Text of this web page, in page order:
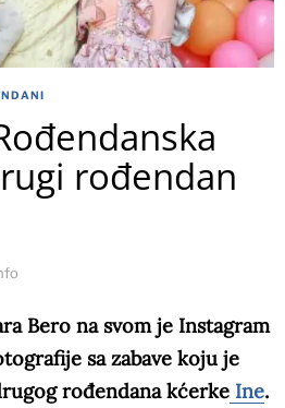
rođendan
Bero na svom je Instagram
sa zabave koju je
rođendana kćerke Ine.